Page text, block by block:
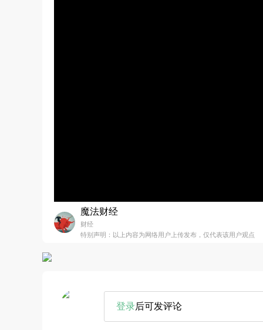
魔法财经
财经
特别声明：以上内容为网络用户上传发布，仅代表该用户观点
登录后可发评论